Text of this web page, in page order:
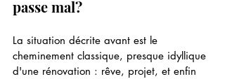
passe mal?
La situation décrite avant est le
cheminement classique, presque idyllique
d'une rénovation : rêve, projet, et enfin